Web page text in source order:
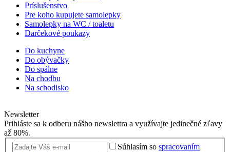
Príslušenstvo
Pre koho kupujete samolepky
Samolepky na WC / toaletu
Darčekové poukazy
Do kuchyne
Do obývačky
Do spálne
Na chodbu
Na schodisko
Newsletter
Prihláste sa k odberu nášho newslettra a využívajte jedinečné zľavy
až 80%.
Súhlasím so spracovaním